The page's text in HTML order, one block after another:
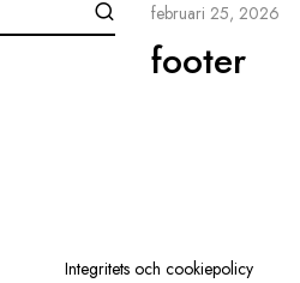
februari 25, 2026
footer
Integritets och cookiepolicy